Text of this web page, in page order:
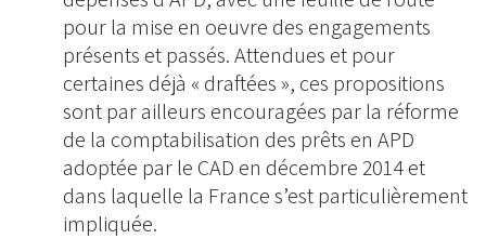
pour la mise en oeuvre des engagements
présents et passés. Attendues et pour
certaines déjà « draftées », ces propositions
sont par ailleurs encouragées par la réforme
de la comptabilisation des prêts en APD
adoptée par le CAD en décembre 2014 et
dans laquelle la France s’est particulièrement
impliquée.